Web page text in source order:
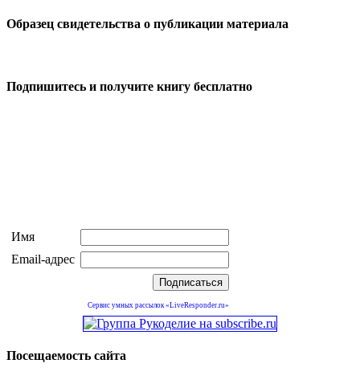
Образец свидетельства о публикации материала
Подпишитесь и получите книгу бесплатно
Имя
Email-адрес
Сервис умных рассылок «LiveResponder.ru»
Посещаемость сайта